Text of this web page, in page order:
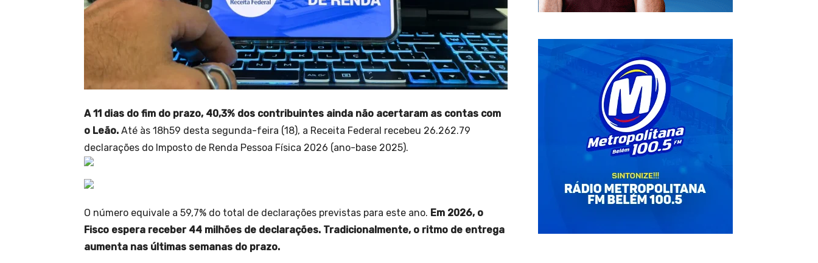
A 11 dias do fim do prazo, 40,3% dos contribuintes ainda não acertaram as contas com
o Leão. Até às 18h59 desta segunda-feira (18), a Receita Federal recebeu 26.262.79
declarações do Imposto de Renda Pessoa Física 2026 (ano-base 2025).
O número equivale a 59,7% do total de declarações previstas para este ano. Em 2026, o
Fisco espera receber 44 milhões de declarações. Tradicionalmente, o ritmo de entrega
aumenta nas últimas semanas do prazo.